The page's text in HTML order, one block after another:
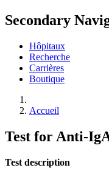
Secondary
Hôpitaux
Recherche
Carrières
Boutique
Accueil
Test for Anti-
Test description